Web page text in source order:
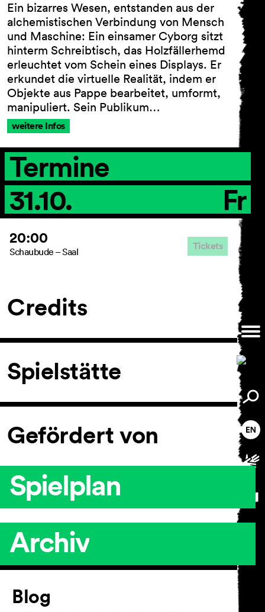
AGB
Impressum
Datenschutz
Barrierefreiheitserklärung
Ein bizarres Wesen, entstanden aus der
alchemistischen Verbindung von Mensch
und Maschine: Ein einsamer Cyborg sitzt
hinterm Schreibtisch, das Holzfällerhemd
erleuchtet vom Schein eines Displays. Er
erkundet die virtuelle Realität, indem er
Objekte aus Pappe bearbeitet, umformt,
manipuliert. Sein Publikum…
weitere Infos
Termine
31.10.
Fr
20:00
Schaubude – Saal Tickets
Credits
Spielstätte
Gefördert von
Spielplan
Archiv
Artikel
Blog